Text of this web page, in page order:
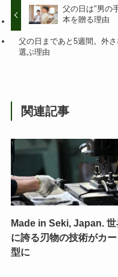
父の日は"男の
本を贈る理由
父の日まであと5週間。外
選ぶ理由
関連記事
Made in Seki, Japan. 世
に誇る刃物の技術がカ
型に